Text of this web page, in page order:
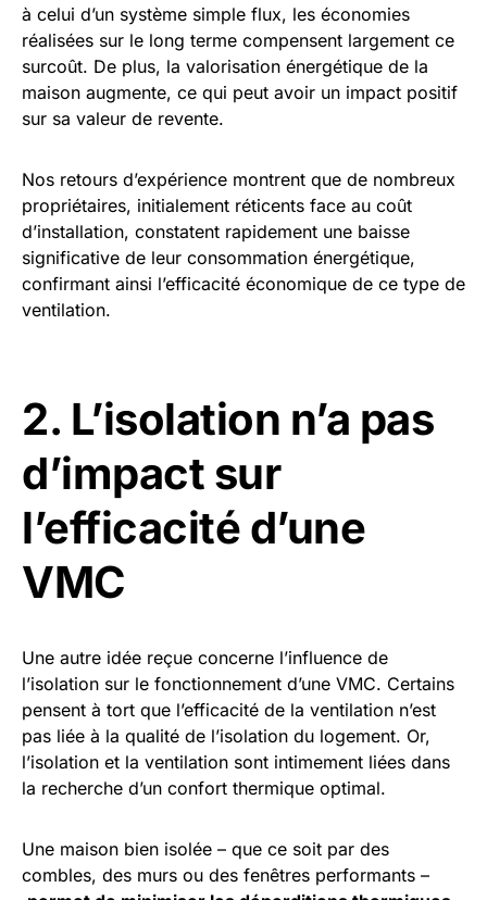
à celui d’un système simple flux, les économies
réalisées sur le long terme compensent largement ce
surcoût. De plus, la valorisation énergétique de la
maison augmente, ce qui peut avoir un impact positif
sur sa valeur de revente.
Nos retours d’expérience montrent que de nombreux
propriétaires, initialement réticents face au coût
d’installation, constatent rapidement une baisse
significative de leur consommation énergétique,
confirmant ainsi l’efficacité économique de ce type de
ventilation.
2. L’isolation n’a pas
d’impact sur
l’efficacité d’une
VMC
Une autre idée reçue concerne l’influence de
l’isolation sur le fonctionnement d’une VMC. Certains
pensent à tort que l’efficacité de la ventilation n’est
pas liée à la qualité de l’isolation du logement. Or,
l’isolation et la ventilation sont intimement liées dans
la recherche d’un confort thermique optimal.
Une maison bien isolée – que ce soit par des
combles, des murs ou des fenêtres performants –